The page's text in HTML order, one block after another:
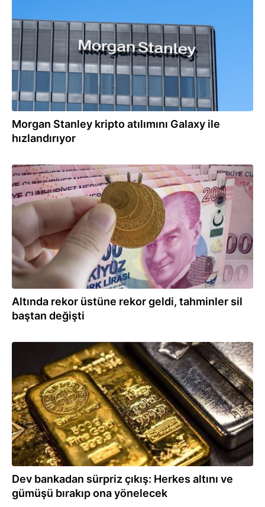
Morgan Stanley kripto atılımını Galaxy ile
hızlandırıyor
27.01.2026
Altında rekor üstüne rekor geldi, tahminler sil
baştan değişti
21.01.2026
Dev bankadan sürpriz çıkış: Herkes altını ve
gümüşü bırakıp ona yönelecek